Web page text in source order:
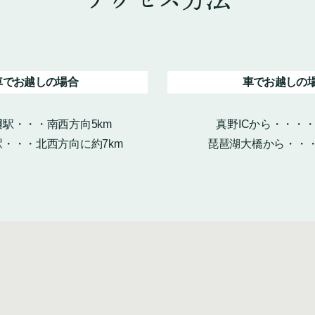
でお越しの場合
・・・南西方向5km
・・北西方向に約7km
車でお越しの
真野ICから・・・
琵琶湖大橋から・・